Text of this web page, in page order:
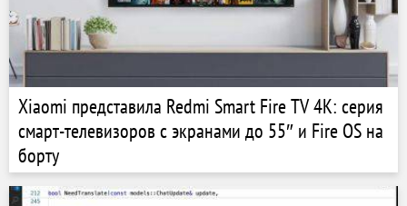
Xiaomi представила Redmi Smart Fire TV 4K: серия
смарт-телевизоров с экранами до 55″ и Fire OS на
борту